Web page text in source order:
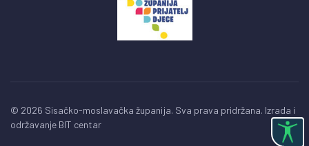
© 2026 Sisačko-moslavačka županija. Sva prava pridržana. Izrada i
održavanje BIT centar